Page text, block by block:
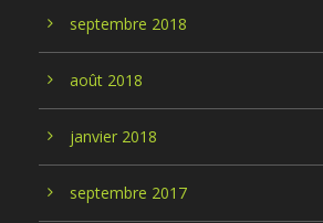
septembre 2018
août 2018
janvier 2018
septembre 2017